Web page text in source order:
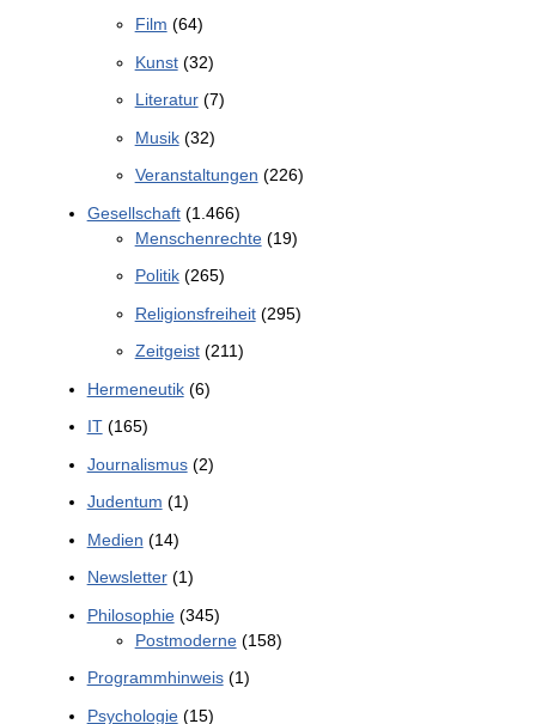
Film (64)
Kunst(32)
Literatur(7)
Musik(32)
Veranstaltungen (226)
Gesellschaft(1.466)
Menschenrechte(19)
Politik(265)
Religionsfreiheit(295)
Zeitgeist(211)
Hermeneutik(6)
IT(165)
Journalismus(2)
Judentum (1)
Medien (14)
Newsletter(1)
Philosophie(345)
Postmoderne(158)
Programmhinweis(1)
Psychologie(15)